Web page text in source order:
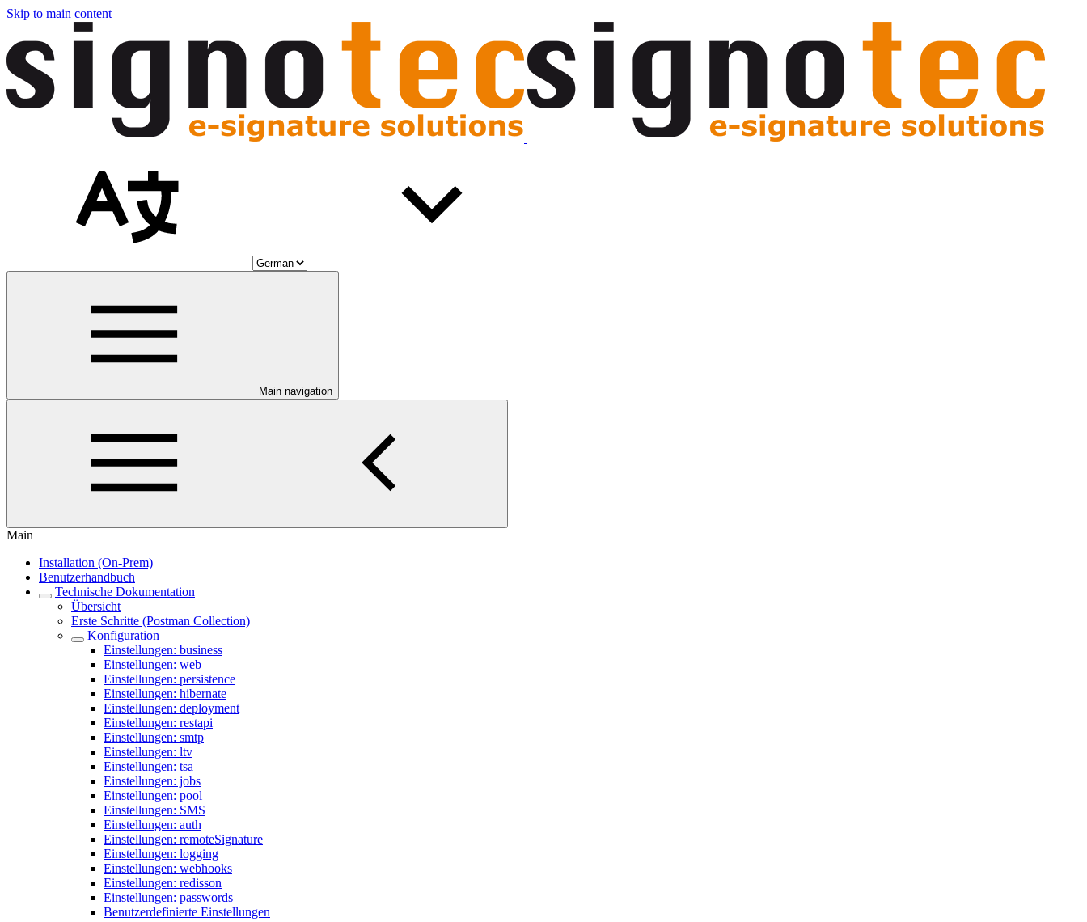
Skip to main content
Main navigation
Main
Installation (On-Prem)
Benutzerhandbuch
Technische Dokumentation
Übersicht
Erste Schritte (Postman Collection)
Konfiguration
Einstellungen: business
Einstellungen: web
Einstellungen: persistence
Einstellungen: hibernate
Einstellungen: deployment
Einstellungen: restapi
Einstellungen: smtp
Einstellungen: ltv
Einstellungen: tsa
Einstellungen: jobs
Einstellungen: pool
Einstellungen: SMS
Einstellungen: auth
Einstellungen: remoteSignature
Einstellungen: logging
Einstellungen: webhooks
Einstellungen: redisson
Einstellungen: passwords
Benutzerdefinierte Einstellungen